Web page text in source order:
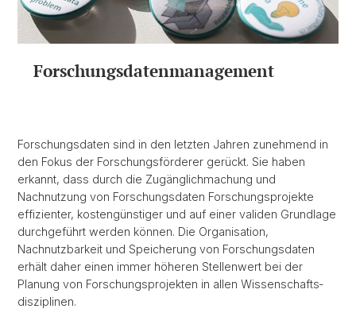
Forschungsdatenmanagement
Forschungsdaten sind in den letzten Jahren zunehmend in
den Fokus der Forschungsförderer gerückt. Sie haben
erkannt, dass durch die Zugänglichmachung und
Nachnutzung von Forschungsdaten Forschungsprojekte
effizienter, kostengünstiger und auf einer validen Grundlage
durchgeführt werden können. Die Organisation,
Nachnutzbarkeit und Speicherung von Forschungsdaten
erhält daher einen immer höheren Stellenwert bei der
Planung von Forschungsprojekten in allen Wissenschafts­
disziplinen.